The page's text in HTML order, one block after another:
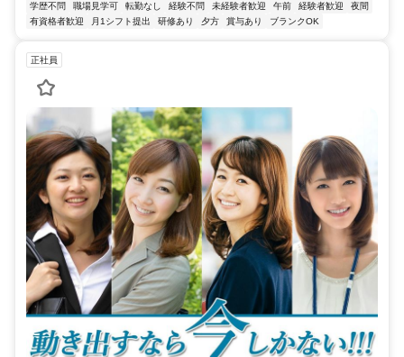
学歴不問
職場見学可 転勤なし 経験不問 未経験者歓迎 午前 経験者歓迎
夜間
有資格者歓迎
月1シフト提出 研修あり 夕方 賞与あり ブランクOK
正社員